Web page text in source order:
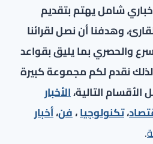
شامل يهتم بتقديم
وهدفنا أن نصل لقرائنا
والحصري بما يليق بقواعد
لذلك نقدم لكم مجموعة كبيرة
الأقسام التالية،الأخبار
،تكنولوجيا،فن،أخبار
.